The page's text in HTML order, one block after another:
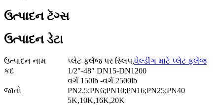
ઉત્પાદન ટૅગ્સ
ઉત્પાદન ડેટા
ઉત્પાદન નામ પ્લેટ ફ્લેંજ પર સ્લિપ,વેલ્ડીંગ માટે પ્લેટ ફ્લેંજ
કદ
1/2″-48″ DN15-DN1200
જાતો
વર્ગ 150lb -વર્ગ 2500lb
PN2.5;PN6;PN10;PN16;PN25;PN40
5K,10K,16K,20K